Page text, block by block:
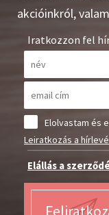
akcióinkról,
Iratkozzon fel
Elolvastam és
Leiratkozás a
Elállás a